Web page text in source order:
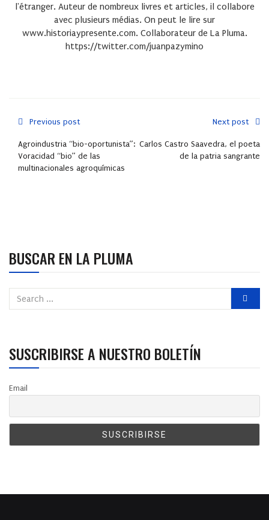
l'étranger. Auteur de nombreux livres et articles, il collabore
avec plusieurs médias. On peut le lire sur
www.historiaypresente.com. Collaborateur de La Pluma.
https://twitter.com/juanpazymino
Previous post
Agroindustria “bio-oportunista”:
Voracidad “bio” de las
multinacionales agroquímicas
Next post
Carlos Castro Saavedra, el poeta
de la patria sangrante
BUSCAR EN LA PLUMA
SUSCRIBIRSE A NUESTRO BOLETÍN
Email